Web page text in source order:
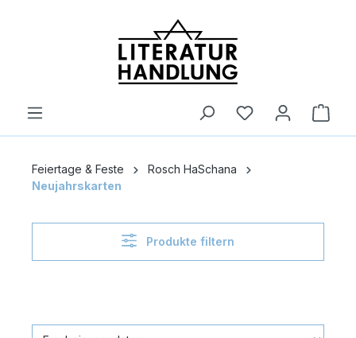
Feiertage & Feste
Rosch HaSchana
Neujahrskarten
Produkte filtern